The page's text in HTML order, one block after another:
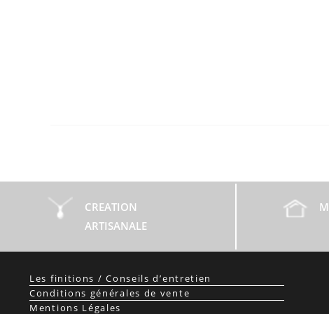
CREATION
ARTISANALE
Les finitions / Conseils d’entretien
Conditions générales de vente
Mentions Légales